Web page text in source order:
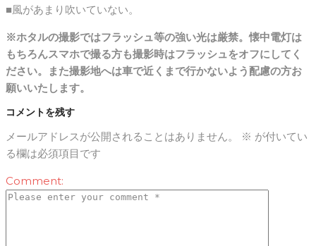
■風があまり吹いていない。
※ホタルの撮影ではフラッシュ等の強い光は厳禁。懐中電灯は
もちろんスマホで撮る方も撮影時はフラッシュをオフにしてく
ださい。また撮影地へは車で近くまで行かないよう配慮の方お
願いいたします。
コメントを残す
メールアドレスが公開されることはありません。 ※ が付いてい
る欄は必須項目です
Comment: